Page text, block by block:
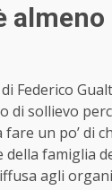
Federico
di sollievo
un po’ di
della famiglia
agli